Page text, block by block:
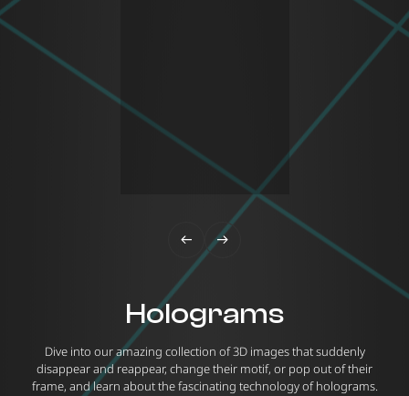
Holograms
Dive into our amazing collection of 3D images that suddenly
disappear and reappear, change their motif, or pop out of their
frame, and learn about the fascinating technology of holograms.